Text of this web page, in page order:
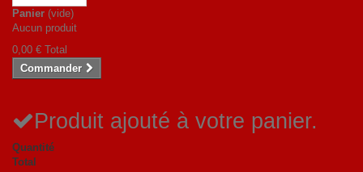
Panier (vide)
Aucun produit
0,00 € Total
Commander
Produit ajouté à votre panier.
Quantité
Total